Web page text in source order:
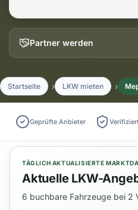
Partner werden
Startseite LKW mieten
Geprüfte Anbieter
TÄGLICH AKTUALISIERTE
Aktuelle LKW-
6 buchbare Fahrzeuge bei 2